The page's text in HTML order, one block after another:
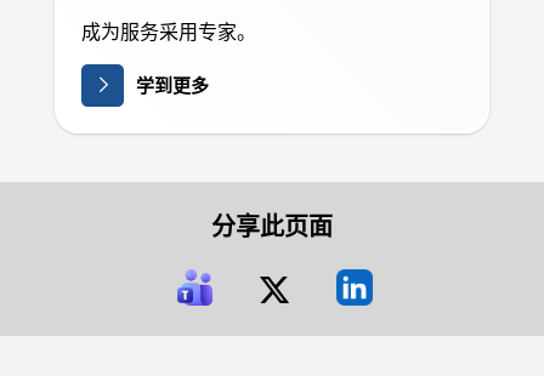
成为服务采用专家。
学到更多
分享此页面